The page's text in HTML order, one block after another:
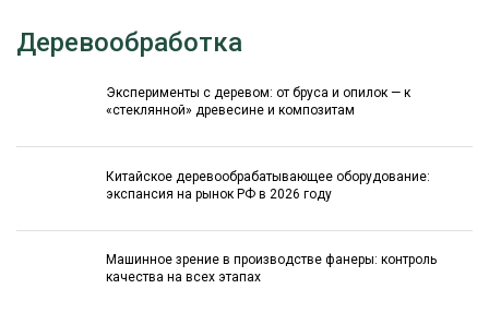
Деревообработка
Эксперименты с деревом: от бруса и опилок — к
«стеклянной» древесине и композитам
Китайское деревообрабатывающее оборудование:
экспансия на рынок РФ в 2026 году
Машинное зрение в производстве фанеры: контроль
качества на всех этапах